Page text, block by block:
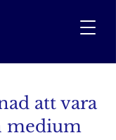
att vara
medium